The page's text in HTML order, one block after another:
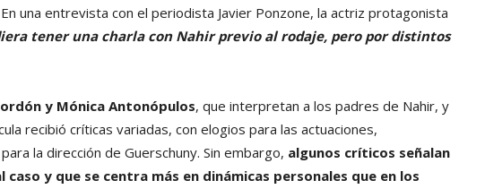
una entrevista con el periodista Javier Ponzone, la actriz protagonista
tener una charla con Nahir previo al rodaje, pero por distintos
y Mónica Antonópulos, que interpretan a los padres de Nahir, y
recibió críticas variadas, con elogios para las actuaciones,
la dirección de Guerschuny. Sin embargo, algunos críticos señalan
y que se centra más en dinámicas personales que en los